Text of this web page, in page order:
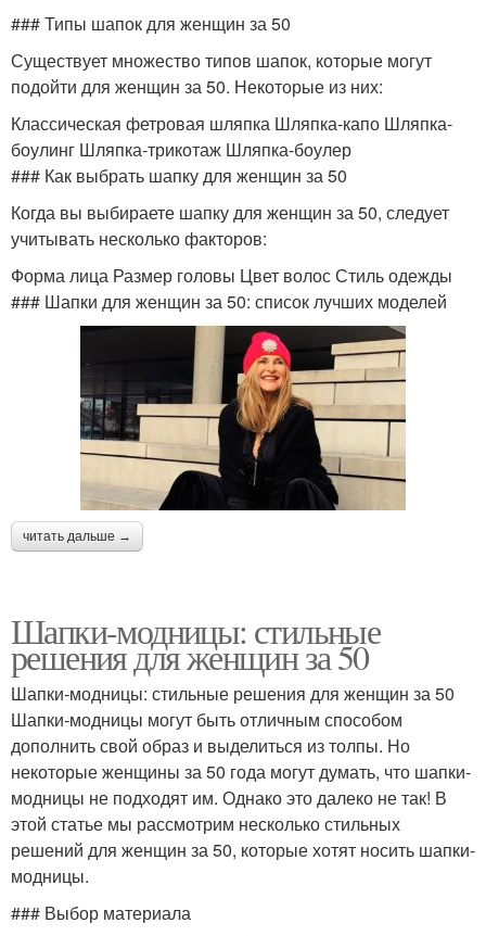
### Типы шапок для женщин за 50
Существует множество типов шапок, которые могут
подойти для женщин за 50. Некоторые из них:
Классическая фетровая шляпка Шляпка-капо Шляпка-
боулинг Шляпка-трикотаж Шляпка-боулер
### Как выбрать шапку для женщин за 50
Когда вы выбираете шапку для женщин за 50, следует
учитывать несколько факторов:
Форма лица Размер головы Цвет волос Стиль одежды
### Шапки для женщин за 50: список лучших моделей
читать дальше →
Шапки-модницы: стильные
решения для женщин за 50
Шапки-модницы: стильные решения для женщин за 50
Шапки-модницы могут быть отличным способом
дополнить свой образ и выделиться из толпы. Но
некоторые женщины за 50 года могут думать, что шапки-
модницы не подходят им. Однако это далеко не так! В
этой статье мы рассмотрим несколько стильных
решений для женщин за 50, которые хотят носить шапки-
модницы.
### Выбор материала